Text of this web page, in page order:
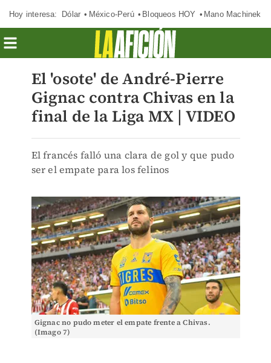
Hoy interesa: Dólar México-Perú Bloqueos HOY Mano Machinek
El 'osote' de André-Pierre
Gignac contra Chivas en la
final de la Liga MX | VIDEO
El francés falló una clara de gol y que pudo
ser el empate para los felinos
Gignac no pudo meter el empate frente a Chivas.
(Imago 7)